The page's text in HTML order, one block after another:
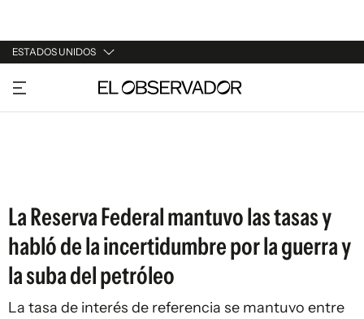
ESTADOS UNIDOS
URUGUAY
ARGENTINA
La Reserva Federal mantuvo las tasas y
habló de la incertidumbre por la guerra y
la suba del petróleo
La tasa de interés de referencia se mantuvo entre